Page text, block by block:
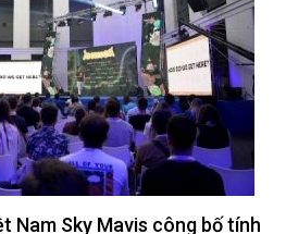
Nam Sky Mavis công bố tính